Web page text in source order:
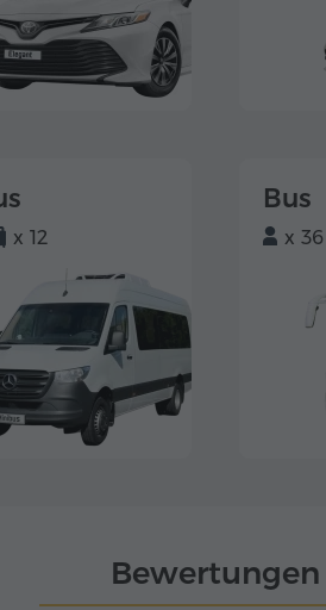
x 12
Bus
x 36
Bewertungen